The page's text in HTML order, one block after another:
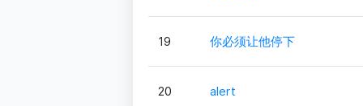
19 你必须让他停下
20 alert